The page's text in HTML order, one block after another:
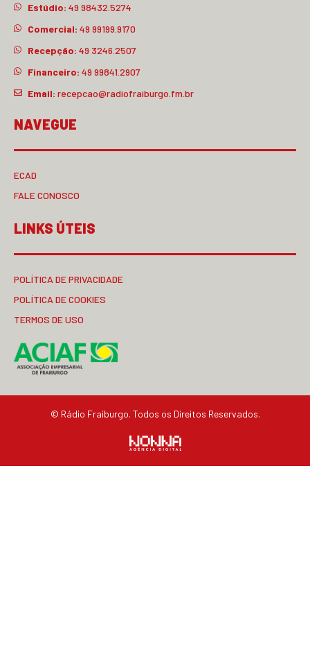
Estúdio: 49 98432.5274
Comercial: 49 99199.9170
Recepção: 49 3246.2507
Financeiro: 49 99841.2907
Email: recepcao@radiofraiburgo.fm.br
NAVEGUE
ECAD
FALE CONOSCO
LINKS ÚTEIS
POLÍTICA DE PRIVACIDADE
POLÍTICA DE COOKIES
TERMOS DE USO
© Rádio Fraiburgo. Todos os Direitos Reservados.